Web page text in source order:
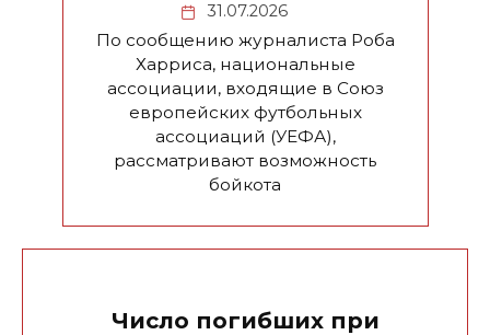
31.07.2026
По сообщению журналиста Роба
Харриса, национальные
ассоциации, входящие в Союз
европейских футбольных
ассоциаций (УЕФА),
рассматривают возможность
бойкота
Число погибших при